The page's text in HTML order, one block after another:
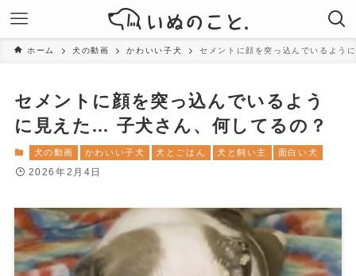
ホーム 犬の動画 かわいい子犬 セメントに顔を突っ込んでいるよう
セメントに顔を突っ込んでいるよう
に見えた… 子犬さん、何してるの？
犬の動画 かわいい子犬 犬とごはん 犬と飼い主 面白い犬
2026年2月4日